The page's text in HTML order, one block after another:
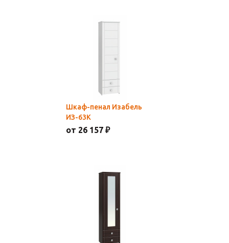
Шкаф-пенал Изабель
ИЗ-63К
от 26 157 ₽